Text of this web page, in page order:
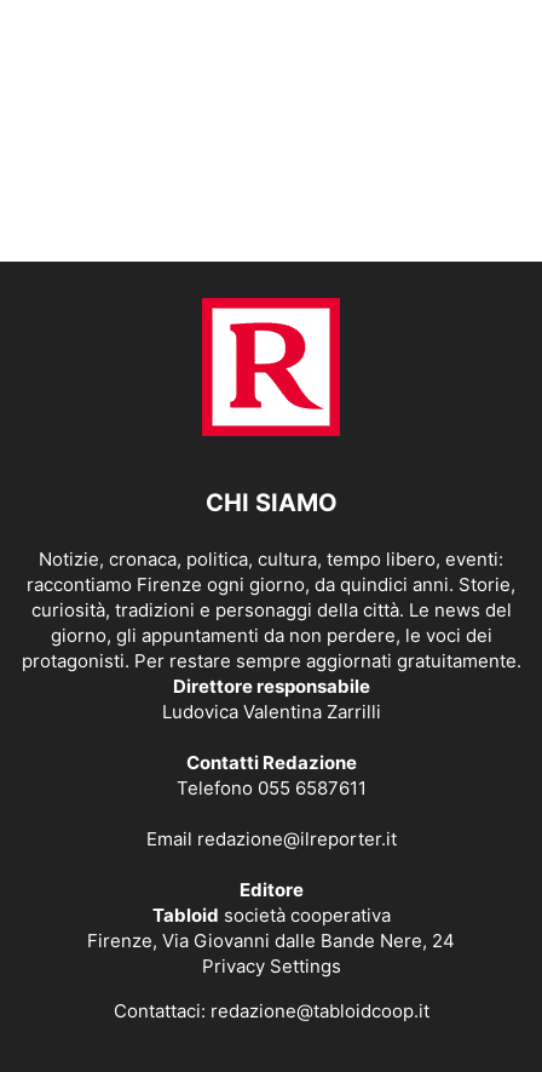
CHI SIAMO
Notizie, cronaca, politica, cultura, tempo libero, eventi:
raccontiamo Firenze ogni giorno, da quindici anni. Storie,
curiosità, tradizioni e personaggi della città. Le news del
giorno, gli appuntamenti da non perdere, le voci dei
protagonisti. Per restare sempre aggiornati gratuitamente.
Direttore responsabile
Ludovica Valentina Zarrilli
Contatti Redazione
Telefono 055 6587611
Email redazione@ilreporter.it
Editore
Tabloid società cooperativa
Firenze, Via Giovanni dalle Bande Nere, 24
Privacy Settings
Contattaci: redazione@tabloidcoop.it